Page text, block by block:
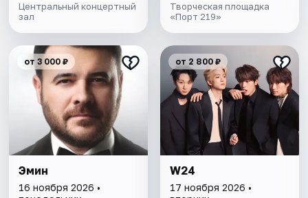
Центральный концертный
зал
Творческая площадка
«Порт 219»
от 3 000 ₽
Эмин
16 ноября 2026 •
от 2 800 ₽
W24
17 ноября 2026 •